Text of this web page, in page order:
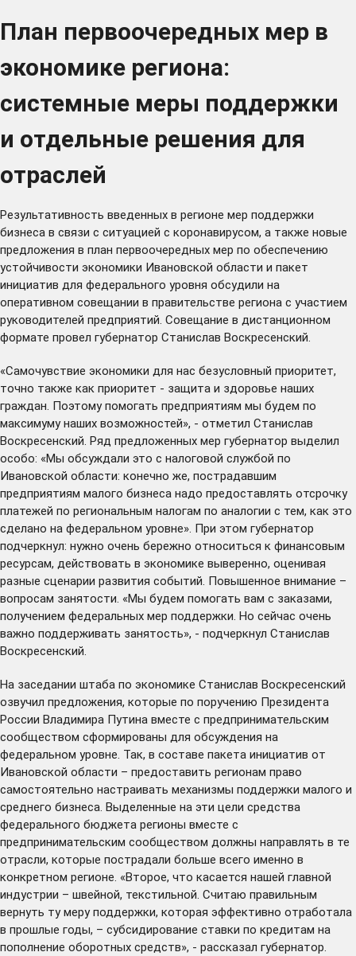
План первоочередных мер в
экономике региона:
системные меры поддержки
и отдельные решения для
отраслей
Результативность введенных в регионе мер поддержки
бизнеса в связи с ситуацией с коронавирусом, а также новые
предложения в план первоочередных мер по обеспечению
устойчивости экономики Ивановской области и пакет
инициатив для федерального уровня обсудили на
оперативном совещании в правительстве региона с участием
руководителей предприятий. Совещание в дистанционном
формате провел губернатор Станислав Воскресенский.
«Самочувствие экономики для нас безусловный приоритет,
точно также как приоритет - защита и здоровье наших
граждан. Поэтому помогать предприятиям мы будем по
максимуму наших возможностей», - отметил Станислав
Воскресенский. Ряд предложенных мер губернатор выделил
особо: «Мы обсуждали это с налоговой службой по
Ивановской области: конечно же, пострадавшим
предприятиям малого бизнеса надо предоставлять отсрочку
платежей по региональным налогам по аналогии с тем, как это
сделано на федеральном уровне». При этом губернатор
подчеркнул: нужно очень бережно относиться к финансовым
ресурсам, действовать в экономике выверенно, оценивая
разные сценарии развития событий. Повышенное внимание –
вопросам занятости. «Мы будем помогать вам с заказами,
получением федеральных мер поддержки. Но сейчас очень
важно поддерживать занятость», - подчеркнул Станислав
Воскресенский.
На заседании штаба по экономике Станислав Воскресенский
озвучил предложения, которые по поручению Президента
России Владимира Путина вместе с предпринимательским
сообществом сформированы для обсуждения на
федеральном уровне. Так, в составе пакета инициатив от
Ивановской области – предоставить регионам право
самостоятельно настраивать механизмы поддержки малого и
среднего бизнеса. Выделенные на эти цели средства
федерального бюджета регионы вместе с
предпринимательским сообществом должны направлять в те
отрасли, которые пострадали больше всего именно в
конкретном регионе. «Второе, что касается нашей главной
индустрии – швейной, текстильной. Считаю правильным
вернуть ту меру поддержки, которая эффективно отработала
в прошлые годы, – субсидирование ставки по кредитам на
пополнение оборотных средств», - рассказал губернатор.